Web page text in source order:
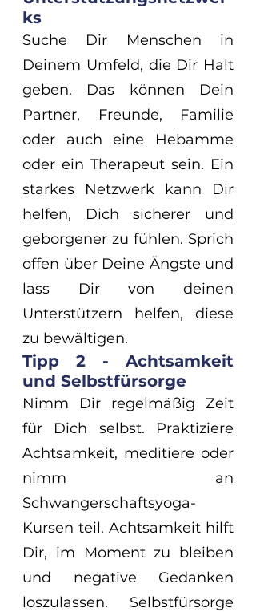
ks
Suche Dir Menschen in
Deinem Umfeld, die Dir Halt
geben. Das können Dein
Partner, Freunde, Familie
oder auch eine Hebamme
oder ein Therapeut sein. Ein
starkes Netzwerk kann Dir
helfen, Dich sicherer und
geborgener zu fühlen. Sprich
offen über Deine Ängste und
lass Dir von deinen
Unterstützern helfen, diese
zu bewältigen.
Tipp 2 - Achtsamkeit
und Selbstfürsorge
Nimm Dir regelmäßig Zeit
für Dich selbst. Praktiziere
Achtsamkeit, meditiere oder
nimm an
Schwangerschaftsyoga-
Kursen teil. Achtsamkeit hilft
Dir, im Moment zu bleiben
und negative Gedanken
loszulassen. Selbstfürsorge